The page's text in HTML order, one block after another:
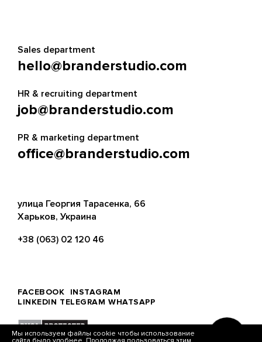
Мы используем файлы cookie чтобы использование
Sales department
hello@branderstudio.com
HR & recruiting department
job@branderstudio.com
PR & marketing department
office@branderstudio.com
улица Георгия Тарасенка, 66
Харьков, Украина
+38 (063) 02 120 46
FACEBOOK
INSTAGRAM
LINKEDIN TELEGRAM WHATSAPP